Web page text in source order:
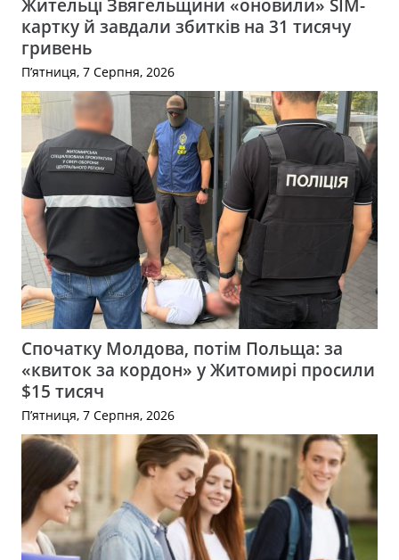
картку й завдали збитків на 31 тисячу
гривень
П’ятниця, 7 Серпня, 2026
Спочатку Молдова, потім Польща: за
«квиток за кордон» у Житомирі просили
$15 тисяч
П’ятниця, 7 Серпня, 2026